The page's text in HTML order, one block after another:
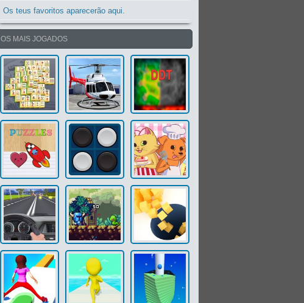
Os teus favoritos aparecerão aqui.
OS MAIS JOGADOS